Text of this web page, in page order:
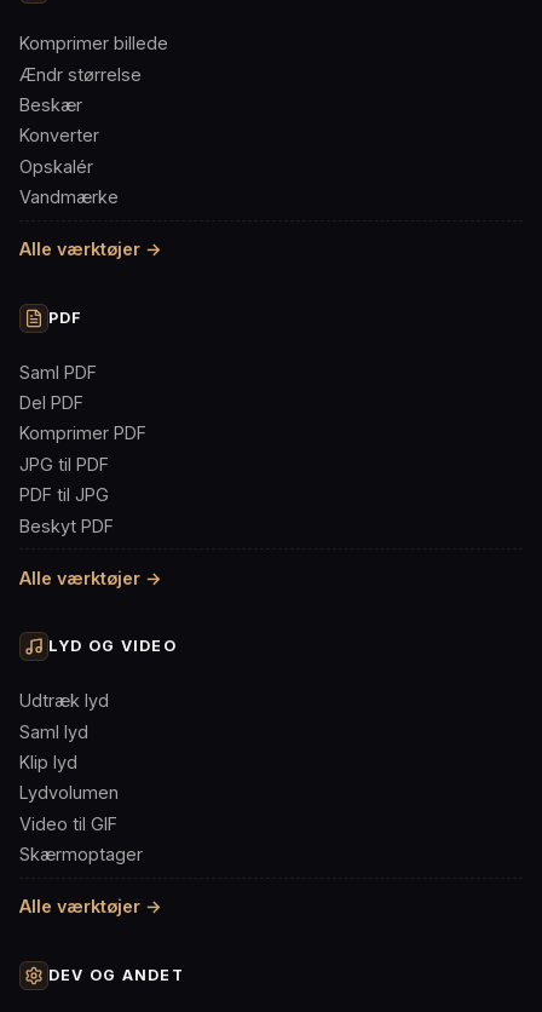
Komprimer billede
Ændr størrelse
Beskær
Konverter
Opskalér
Vandmærke
Alle værktøjer →
PDF
Saml PDF
Del PDF
Komprimer PDF
JPG til PDF
PDF til JPG
Beskyt PDF
Alle værktøjer →
LYD OG VIDEO
Udtræk lyd
Saml lyd
Klip lyd
Lydvolumen
Video til GIF
Skærmoptager
Alle værktøjer →
DEV OG ANDET